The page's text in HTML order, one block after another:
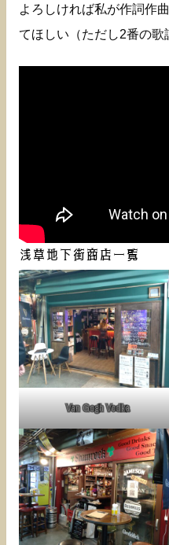
よろしければ私が作詞作
てほしい（ただし2番の歌
浅草地下街商店一覧
Van Gogh Vodka